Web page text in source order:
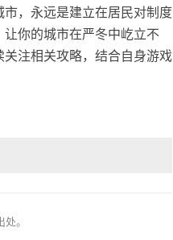
，永远是建立在居民对制度
你的城市在严冬中屹立不
注相关攻略，结合自身游戏
。